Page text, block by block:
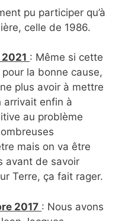
pu participer qu’à
celle de 1986.
: Même si cette
la bonne cause,
plus avoir à mettre
arrivait enfin à
au problème
mais on va être
avant de savoir
Terre, ça fait rager.
2017 : Nous avons